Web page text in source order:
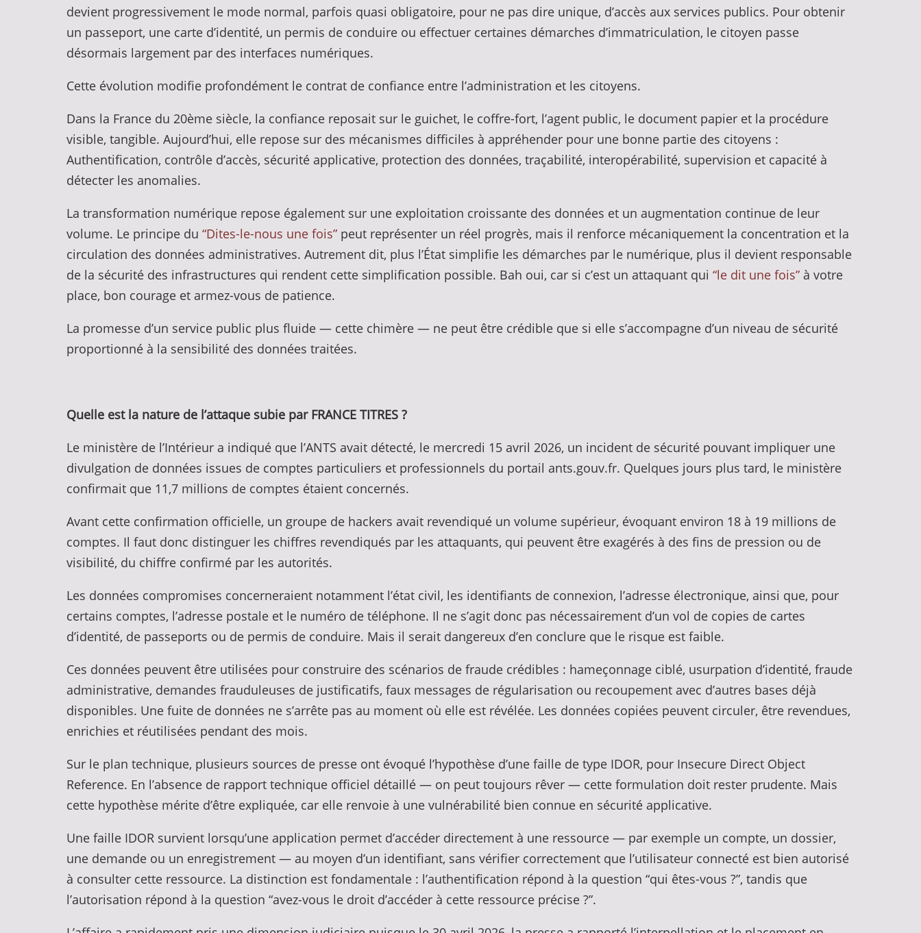
devient progressivement le mode normal, parfois quasi obligatoire, pour ne pas dire unique, d’accès aux services publics. Pour obtenir
un passeport, une carte d’identité, un permis de conduire ou effectuer certaines démarches d’immatriculation, le citoyen passe
désormais largement par des interfaces numériques.
Cette évolution modifie profondément le contrat de confiance entre l’administration et les citoyens.
Dans la France du 20ème siècle, la confiance reposait sur le guichet, le coffre-fort, l’agent public, le document papier et la procédure
visible, tangible. Aujourd’hui, elle repose sur des mécanismes difficiles à appréhender pour une bonne partie des citoyens :
Authentification, contrôle d’accès, sécurité applicative, protection des données, traçabilité, interopérabilité, supervision et capacité à
détecter les anomalies.
La transformation numérique repose également sur une exploitation croissante des données et un augmentation continue de leur
volume. Le principe du “Dites-le-nous une fois” peut représenter un réel progrès, mais il renforce mécaniquement la concentration et la
circulation des données administratives. Autrement dit, plus l’État simplifie les démarches par le numérique, plus il devient responsable
de la sécurité des infrastructures qui rendent cette simplification possible. Bah oui, car si c’est un attaquant qui “le dit une fois” à votre
place, bon courage et armez-vous de patience.
La promesse d’un service public plus fluide — cette chimère — ne peut être crédible que si elle s’accompagne d’un niveau de sécurité
proportionné à la sensibilité des données traitées.
Quelle est la nature de l’attaque subie par FRANCE TITRES ?
Le ministère de l’Intérieur a indiqué que l’ANTS avait détecté, le mercredi 15 avril 2026, un incident de sécurité pouvant impliquer une
divulgation de données issues de comptes particuliers et professionnels du portail ants.gouv.fr. Quelques jours plus tard, le ministère
confirmait que 11,7 millions de comptes étaient concernés.
Avant cette confirmation officielle, un groupe de hackers avait revendiqué un volume supérieur, évoquant environ 18 à 19 millions de
comptes. Il faut donc distinguer les chiffres revendiqués par les attaquants, qui peuvent être exagérés à des fins de pression ou de
visibilité, du chiffre confirmé par les autorités.
Les données compromises concerneraient notamment l’état civil, les identifiants de connexion, l’adresse électronique, ainsi que, pour
certains comptes, l’adresse postale et le numéro de téléphone. Il ne s’agit donc pas nécessairement d’un vol de copies de cartes
d’identité, de passeports ou de permis de conduire. Mais il serait dangereux d’en conclure que le risque est faible.
Ces données peuvent être utilisées pour construire des scénarios de fraude crédibles : hameçonnage ciblé, usurpation d’identité, fraude
administrative, demandes frauduleuses de justificatifs, faux messages de régularisation ou recoupement avec d’autres bases déjà
disponibles. Une fuite de données ne s’arrête pas au moment où elle est révélée. Les données copiées peuvent circuler, être revendues,
enrichies et réutilisées pendant des mois.
Sur le plan technique, plusieurs sources de presse ont évoqué l’hypothèse d’une faille de type IDOR, pour Insecure Direct Object
Reference. En l’absence de rapport technique officiel détaillé — on peut toujours rêver — cette formulation doit rester prudente. Mais
cette hypothèse mérite d’être expliquée, car elle renvoie à une vulnérabilité bien connue en sécurité applicative.
Une faille IDOR survient lorsqu’une application permet d’accéder directement à une ressource — par exemple un compte, un dossier,
une demande ou un enregistrement — au moyen d’un identifiant, sans vérifier correctement que l’utilisateur connecté est bien autorisé
à consulter cette ressource. La distinction est fondamentale : l’authentification répond à la question “qui êtes-vous ?”, tandis que
l’autorisation répond à la question “avez-vous le droit d’accéder à cette ressource précise ?”.